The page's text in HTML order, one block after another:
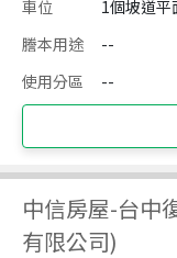
車位
1個坡道平
謄本用途
--
使用分區
--
中信房屋-台中
有限公司)